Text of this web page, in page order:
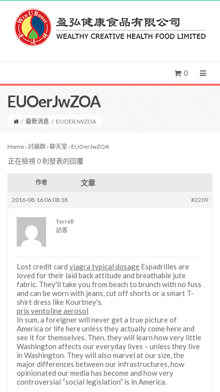
0
EUOerJwZOA
/ 最新消息 / EUOERJWZOA
Home › 討論群 › 聊天室 › EUOerJwZOA
正在檢視 0 則發表的回覆
作者 文章
2016-08-16 06:08:18 #2209
Terrell
訪客
Lost credit card viagra typical dosage Espadrilles are
loved for their laid back attitude and breathable jute
fabric. They'll take you from beach to brunch with no fuss
and can be worn with jeans, cut off shorts or a smart T-
shirt dress like Kourtney's.
prix ventoline aerosol
In sum, a foreigner will never get a true picture of
America or life here unless they actually come here and
see it for themselves. Then, they will learn how very little
Washington affects our everyday lives – unless they live
in Washington. They will also marvel at our size, the
major differences between our infrastructures, how
opinionated our media has become and how very
controversial “social legislation” is in America.